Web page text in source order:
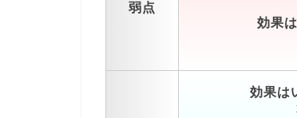
弱点
効果
効果は